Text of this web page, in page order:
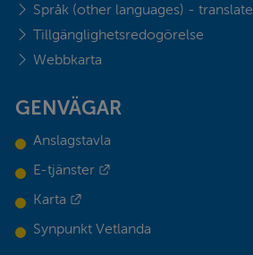
Språk (other languages) - translate
Tillgänglighetsredogörelse
Webbkarta
GENVÄGAR
Anslagstavla
E-tjänster
Karta
Synpunkt Vetlanda